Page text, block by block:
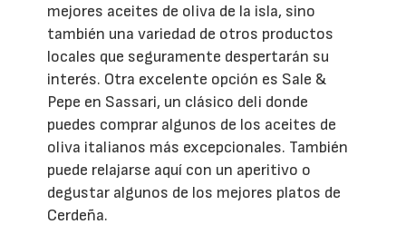
mejores aceites de oliva de la isla, sino
también una variedad de otros productos
locales que seguramente despertarán su
interés. Otra excelente opción es Sale &
Pepe en Sassari, un clásico deli donde
puedes comprar algunos de los aceites de
oliva italianos más excepcionales. También
puede relajarse aquí con un aperitivo o
degustar algunos de los mejores platos de
Cerdeña.